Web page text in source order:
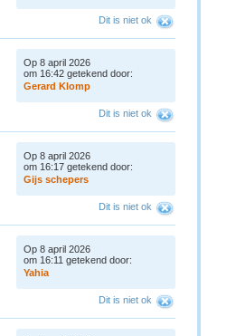
Dit is niet ok
Op 8 april 2026
om 16:42 getekend door:
Gerard Klomp
Dit is niet ok
Op 8 april 2026
om 16:17 getekend door:
Gijs schepers
Dit is niet ok
Op 8 april 2026
om 16:11 getekend door:
Yahia
Dit is niet ok